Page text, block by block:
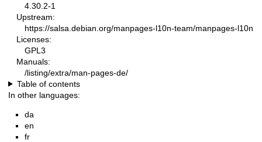
4.30.2-1
Upstream:
https://salsa.debian.org/manpages-l10n-team/manpages-l10n
Licenses:
GPL3
Manuals:
/listing/extra/man-pages-de/
Table of contents
In other languages:
da
en
fr